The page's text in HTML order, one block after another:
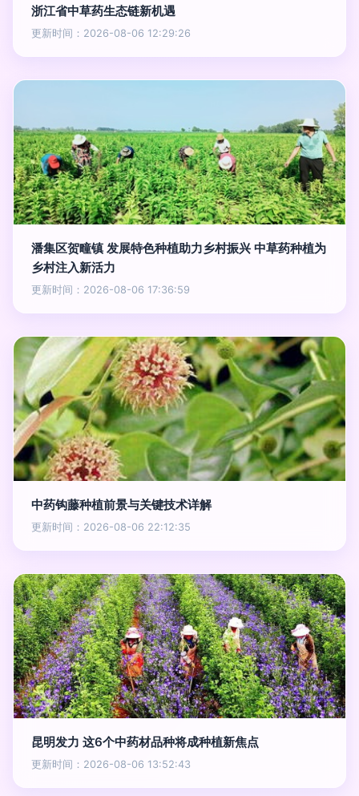
浙江省中草药生态链新机遇
更新时间：2026-08-06 12:29:26
潘集区贺疃镇 发展特色种植助力乡村振兴 中草药种植为
乡村注入新活力
更新时间：2026-08-06 17:36:59
中药钩藤种植前景与关键技术详解
更新时间：2026-08-06 22:12:35
昆明发力 这6个中药材品种将成种植新焦点
更新时间：2026-08-06 13:52:43